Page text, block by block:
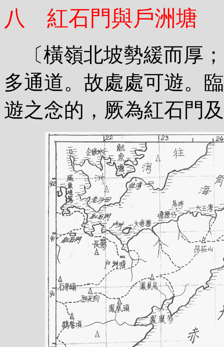
八 紅石門與戶洲塘
〔橫嶺北坡勢緩而厚
多通道。故處處可遊。
遊之念的，厥為紅石門